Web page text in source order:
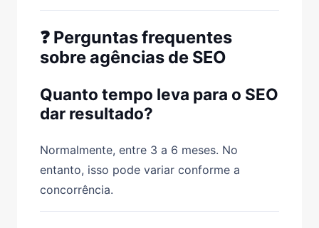
❓ Perguntas frequentes
sobre agências de SEO
Quanto tempo leva para o SEO
dar resultado?
Normalmente, entre 3 a 6 meses. No
entanto, isso pode variar conforme a
concorrência.